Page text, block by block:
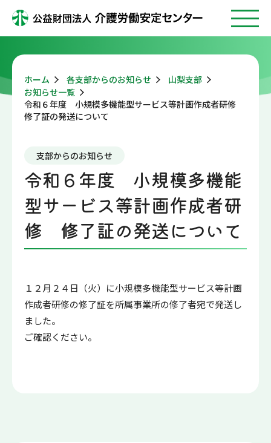
ホーム 各支部からのお知らせ
山梨支部
お知らせ一覧
令和６年度 小規模多機能型サービス等計画作成者研修
修了証の発送について
支部からのお知らせ
令和６年度 小規模多機能
型サービス等計画作成者研
修 修了証の発送について
１２月２４日（火）に小規模多機能型サービス等計画
作成者研修の修了証を所属事業所の修了者宛で発送し
ました。
ご確認ください。